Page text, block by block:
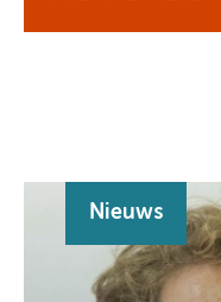
Nieuws